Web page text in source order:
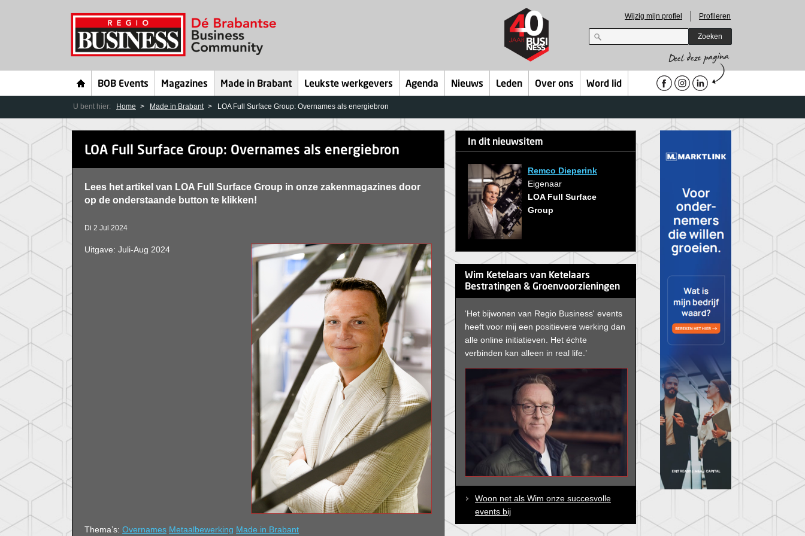
Wijzig mijn profiel Profileren
Zoeken
BOB Events Magazines Made in Brabant Leukste werkgevers Agenda Nieuws Leden Over ons Word lid
U bent hier: Home Made in Brabant LOA Full Surface Group: Overnames als energiebron
LOA Full Surface Group: Overnames als energiebron
Lees het artikel van LOA Full Surface Group in onze zakenmagazines door
op de onderstaande button te klikken!
Di 2 Jul 2024
Uitgave: Juli-Aug 2024
Thema’s: Overnames Metaalbewerking Made in Brabant
In dit nieuwsitem
Remco Dieperink
Eigenaar
LOA Full Surface
Group
Wim Ketelaars van Ketelaars
Bestratingen & Groenvoorzieningen
‘Het bijwonen van Regio Business' events
heeft voor mij een positievere werking dan
alle online initiatieven. Het échte
verbinden kan alleen in real life.’
Woon net als Wim onze succesvolle
events bij